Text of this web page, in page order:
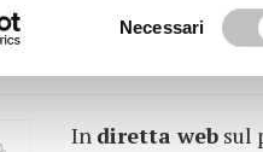
Necessari
21 marzo, alle
In diretta web sul